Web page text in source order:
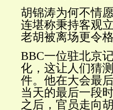
胡锦涛为何不情
连堪称秉持客观
老胡被离场更令
BBC一位驻北京
化，这让人们猜
件。他在大会最
当天的最后一段
之后，官员走向